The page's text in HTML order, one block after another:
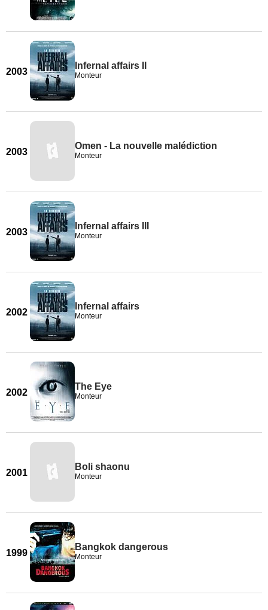
2003
Infernal affairs II
Monteur
2003
Omen - La nouvelle malédiction
Monteur
2003
Infernal affairs III
Monteur
2002
Infernal affairs
Monteur
2002
The Eye
Monteur
2001
Boli shaonu
Monteur
1999
Bangkok dangerous
Monteur